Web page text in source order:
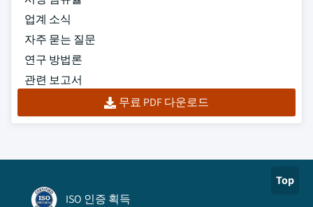
업계 소식
자주 묻는 질문
연구 방법론
관련 보고서
무료 PDF 다운로드
Top
ISO 인증 획득